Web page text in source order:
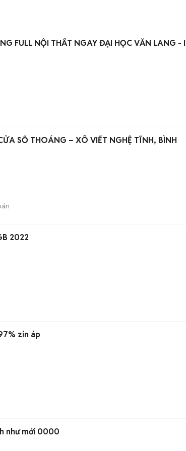
FULL NỘI THẤT NGAY ĐẠI HỌC VĂN LANG -
SỔ THOÁNG – XÔ VIẾT NGHỆ TĨNH, BÌNH
Apple MacBook Air M2 16GB/256GB 2022
zin áp
như mới 0000